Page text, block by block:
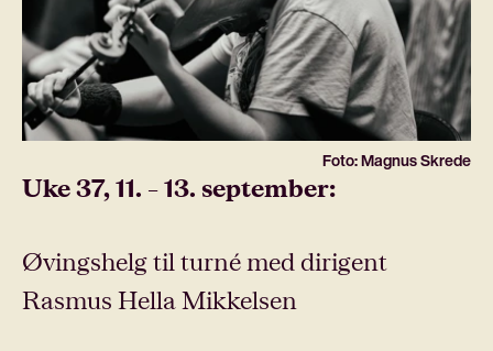
Foto: Magnus Skrede
Uke 37, 11. – 13. september:
Øvingshelg til turné med dirigent
Rasmus Hella Mikkelsen